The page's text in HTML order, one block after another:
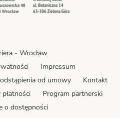
- Wrocław
Impressum
od umowy
Kontakt
Program partnerski
o dostępności